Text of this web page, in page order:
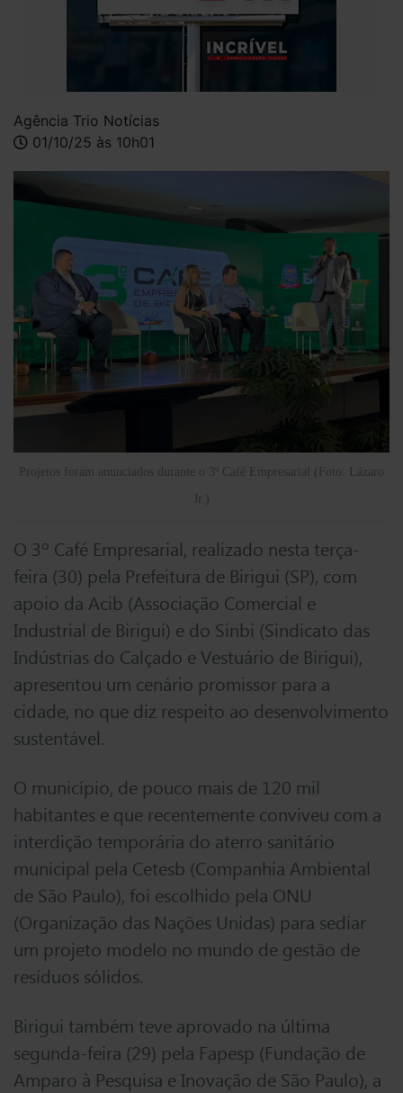
Agência Trio Notícias
01/10/25 às 10h01
Projetos foram anunciados durante o 3º Café Empresarial (Foto: Lázaro
Jr.)
O 3º Café Empresarial, realizado nesta terça-
feira (30) pela Prefeitura de Birigui (SP), com
apoio da Acib (Associação Comercial e
Industrial de Birigui) e do Sinbi (Sindicato das
Indústrias do Calçado e Vestuário de Birigui),
apresentou um cenário promissor para a
cidade, no que diz respeito ao desenvolvimento
sustentável.
O município, de pouco mais de 120 mil
habitantes e que recentemente conviveu com a
interdição temporária do aterro sanitário
municipal pela Cetesb (Companhia Ambiental
de São Paulo), foi escolhido pela ONU
(Organização das Nações Unidas) para sediar
um projeto modelo no mundo de gestão de
resíduos sólidos.
Birigui também teve aprovado na última
segunda-feira (29) pela Fapesp (Fundação de
Amparo à Pesquisa e Inovação de São Paulo), a